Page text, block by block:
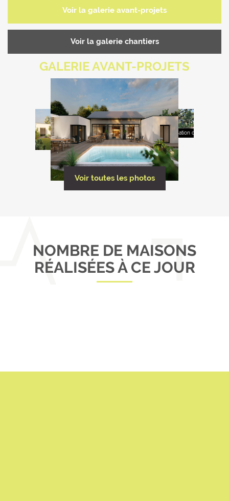
Voir la galerie avant-projets
Voir la galerie chantiers
GALERIE AVANT-PROJETS
Tous droits réservés avec autorisation du Cabinet
Voir toutes les photos
NOMBRE DE MAISONS
RÉALISÉES À CE JOUR